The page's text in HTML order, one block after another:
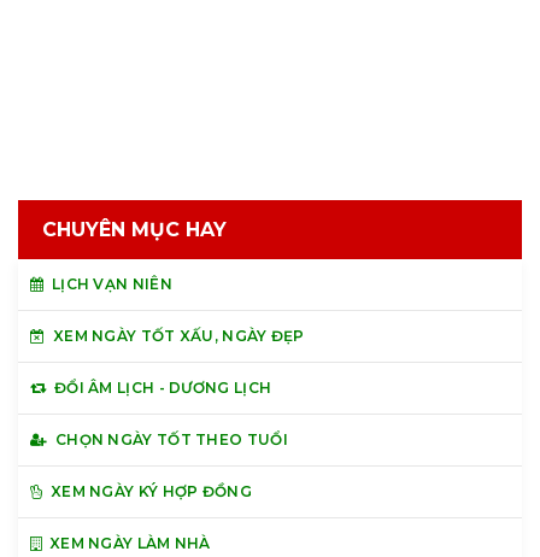
CHUYÊN MỤC HAY
LỊCH VẠN NIÊN
XEM NGÀY TỐT XẤU, NGÀY ĐẸP
ĐỔI ÂM LỊCH - DƯƠNG LỊCH
CHỌN NGÀY TỐT THEO TUỔI
XEM NGÀY KÝ HỢP ĐỒNG
XEM NGÀY LÀM NHÀ